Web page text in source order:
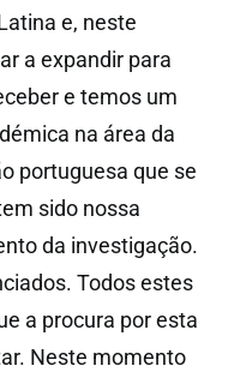
e, neste
a expandir para
e temos um
na área da
portuguesa que se
sido nossa
da investigação.
Todos estes
a procura por esta
Neste momento